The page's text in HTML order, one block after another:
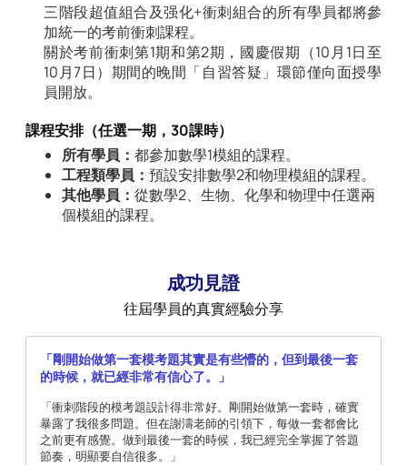
三階段超值組合及强化+衝刺組合的所有學員都將參
加統一的考前衝刺課程。
關於考前衝刺第1期和第2期，國慶假期（10月1日至
10月7日）期間的晚間「自習答疑」環節僅向面授學
員開放。
課程安排（任選一期，30課時）
所有學員： 都參加數學1模組的課程。
工程類學員： 預設安排數學2和物理模組的課程。
其他學員： 從數學2、生物、化學和物理中任選兩
個模組的課程。
成功見證
往屆學員的真實經驗分享
「剛開始做第一套模考題其實是有些懵的，但到最後一套
的時候，就已經非常有信心了。」
「衝刺階段的模考題設計得非常好。剛開始做第一套時，確實
暴露了我很多問題。但在謝濤老師的引領下，每做一套都會比
之前更有感覺。做到最後一套的時候，我已經完全掌握了答題
節奏，明顯要自信很多。」